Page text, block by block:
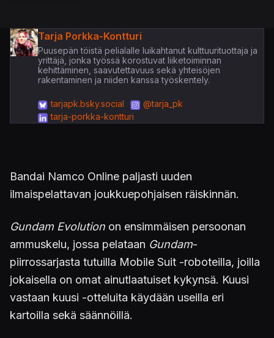
Tarja Porkka-Kontturi
Puusepän töistä pelialalle luikahtanut kulttuurituottaja ja
yrittäjä, jonka työssä korostuvat liiketoiminnan
kehittäminen, saavutettavuus sekä yhteisöjen
rakentaminen ja niiden kanssa työskentely.
tarjapk.bsky.social
@tarja_pk
tarja-porkka-kontturi
Bandai Namco Online paljasti uuden
ilmaispelattavan joukkuepohjaisen räiskinnän.
Gundam Evolution on ensimmäisen persoonan
ammuskelu, jossa pelataan Gundam-
piirrossarjasta tutuilla Mobile Suit -roboteilla, joilla
jokaisella on omat ainutlaatuiset kykynsä. Kuusi
vastaan kuusi -otteluita käydään useilla eri
kartoilla sekä säännöillä.